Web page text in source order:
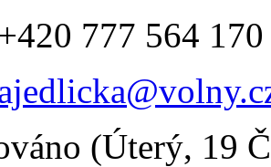
777 564 170
(Úterý, 19